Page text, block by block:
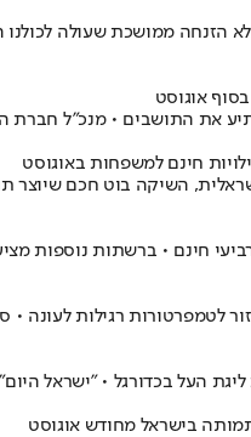
אוגוסט
את התושבים • מנכ"ל חברת
חינם למשפחות באוגוסט
השיקה בוט חכם שיוצר
חינם • ברשתות נוספות
רגילות לעונה • סיכום מזג
העל בכדורגל • "ישראל
בישראל מחודש אוגוסט